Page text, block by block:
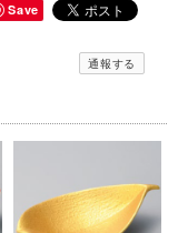
Save
通報する